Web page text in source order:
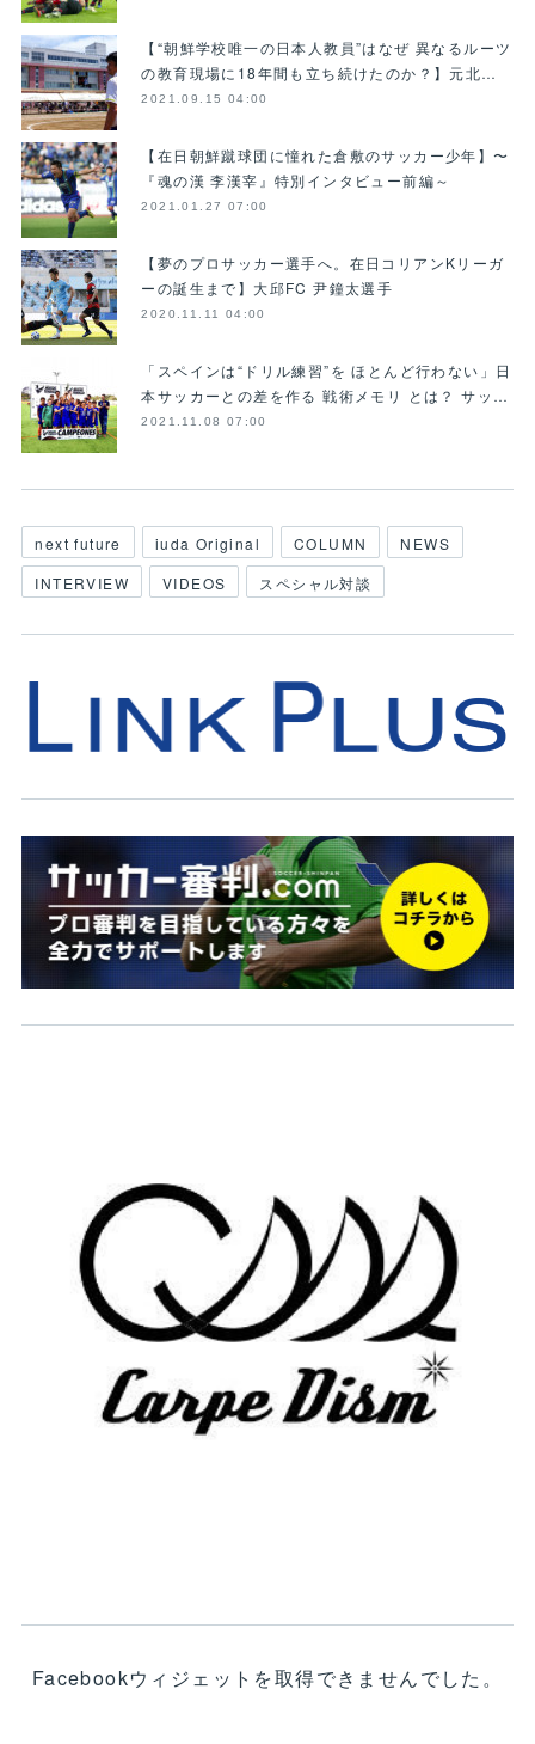
【“朝鮮学校唯一の日本人教員”はなぜ 異なるルーツ
の教育現場に18年間も立ち続けたのか？】元北…
2021.09.15 04:00
【在日朝鮮蹴球団に憧れた倉敷のサッカー少年】〜
『魂の漢 李漢宰』特別インタビュー前編～
2021.01.27 07:00
【夢のプロサッカー選手へ。在日コリアンKリーガ
ーの誕生まで】大邱FC 尹鐘太選手
2020.11.11 04:00
「スペインは“ドリル練習”を ほとんど行わない」日
本サッカーとの差を作る 戦術メモリ とは？ サッ…
2021.11.08 07:00
next future iuda Original COLUMN
NEWS
INTERVIEW
VIDEOS スペシャル対談
Facebookウィジェットを取得できませんでした。